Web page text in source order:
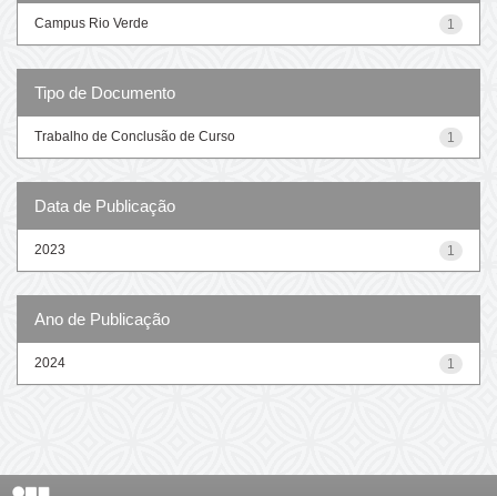
1
Campus Rio Verde
Tipo de Documento
1
Trabalho de Conclusão de Curso
Data de Publicação
1
2023
Ano de Publicação
1
2024